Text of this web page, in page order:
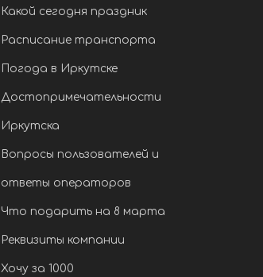
Какой сегодня праздник
Расписание транспорта
Погода в Иркутске
Достопримечательности
Иркутска
Вопросы пользователей и
ответы операторов
Что подарить на 8 марта
Реквизиты компании
Хочу за 1000